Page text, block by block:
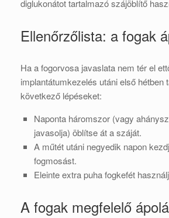
diglukonátot tartalmazó szájöblítő
Ellenőrzőlista: a fogak
Ha a fogorvosa javaslata nem tér el
implantátumkezelés utáni első hétben
következő lépéseket:
Naponta háromszor (vagy
javasolja) öblítse át a száját.
A műtét utáni negyedik napon
fogmosást.
Eleinte extra puha fogkefét
A fogak megfelelő